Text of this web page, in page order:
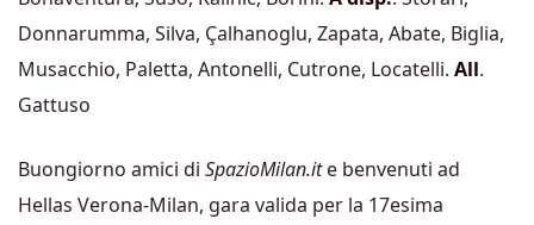
Donnarumma, Silva, Çalhanoglu, Zapata, Abate, Biglia,
Musacchio, Paletta, Antonelli, Cutrone, Locatelli. All.
Gattuso
Buongiorno amici di SpazioMilan.ite benvenuti ad
Hellas Verona-Milan, gara valida per la 17esima